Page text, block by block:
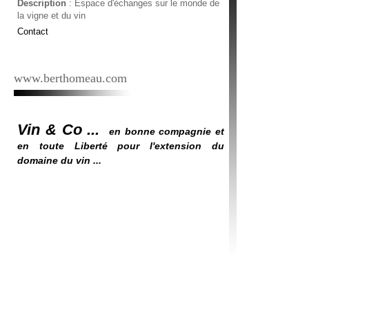
Description : Espace d'échanges sur le monde de
la vigne et du vin
Contact
www.berthomeau.com
Vin & Co ...
en bonne compagnie et
en toute Liberté pour l'extension du
domaine du vin ...